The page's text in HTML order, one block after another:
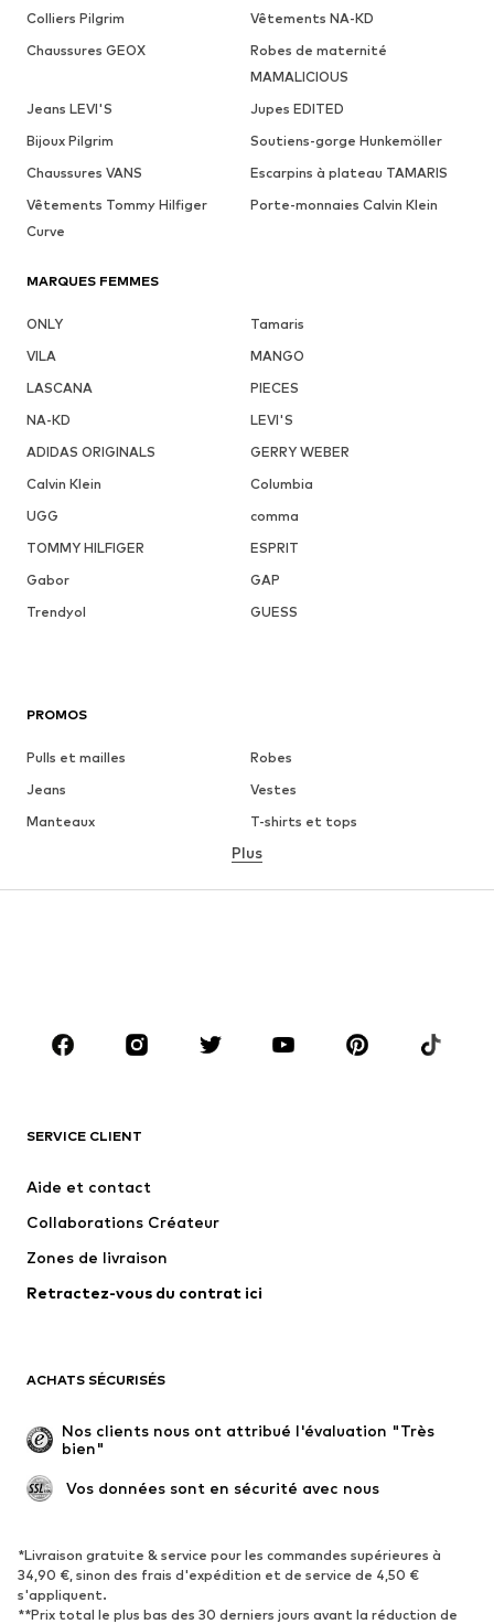
Colliers Pilgrim
Vêtements NA-KD
Chaussures GEOX
Robes de maternité
MAMALICIOUS
Jeans LEVI'S
Jupes EDITED
Bijoux Pilgrim
Soutiens-gorge Hunkemöller
Chaussures VANS
Escarpins à plateau TAMARIS
Vêtements Tommy Hilfiger
Curve
Porte-monnaies Calvin Klein
MARQUES FEMMES
ONLY
Tamaris
VILA
MANGO
LASCANA
PIECES
NA-KD
LEVI'S
ADIDAS ORIGINALS
GERRY WEBER
Calvin Klein
Columbia
UGG
comma
TOMMY HILFIGER
ESPRIT
Gabor
GAP
Trendyol
GUESS
PROMOS
Pulls et mailles
Robes
Jeans
Vestes
Manteaux
T-shirts et tops
Lingerie
Accessoires
Premium
Nouveautés
Lingerie
Manteaux
Jupes
Occasions spéciales
Exclusif
Remise à neuf
Nouveautés
Tendance
Baskets
Bottines
Escarpins et talons hauts
Bottes
Plus
SERVICE CLIENT
Aide et contact
Collaborations Créateur
Zones de livraison
Retractez-vous du contrat ici
ACHATS SÉCURISÉS
Nos clients nous ont attribué l'évaluation "Très
bien"
Vos données sont en sécurité avec nous
*Livraison gratuite & service pour les commandes supérieures à
34,90 €, sinon des frais d'expédition et de service de 4,50 €
s'appliquent.
**Prix total le plus bas des 30 derniers jours avant la réduction de